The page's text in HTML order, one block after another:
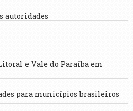
autoridades
e Vale do Paraíba em
para municípios brasileiros